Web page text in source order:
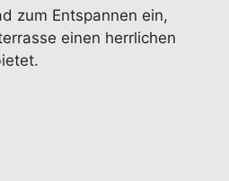
zum Entspannen ein,
einen herrlichen